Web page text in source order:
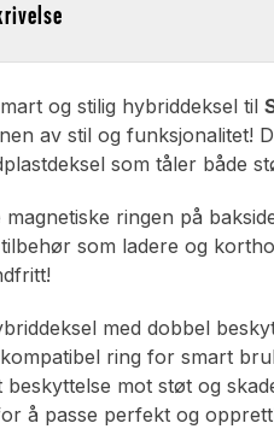
og stilig hybriddeksel til
av stil og funksjonalitet!
som tåler både
magnetiske ringen på
som ladere og
med dobbel
ring for smart
beskyttelse mot støt og
å passe perfekt og